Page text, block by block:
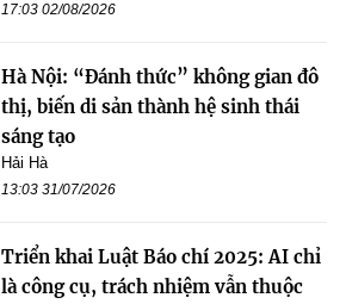
17:03 02/08/2026
Hà Nội: “Đánh thức” không gian đô
thị, biến di sản thành hệ sinh thái
sáng tạo
Hải Hà
13:03 31/07/2026
Triển khai Luật Báo chí 2025: AI chỉ
là công cụ, trách nhiệm vẫn thuộc